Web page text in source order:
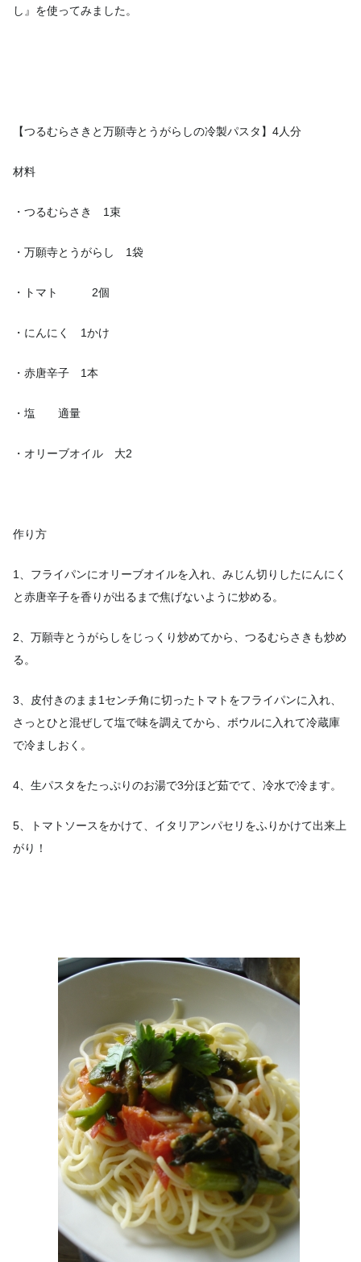
し』を使ってみました。
【つるむらさきと万願寺とうがらしの冷製パスタ】4人分
材料
・つるむらさき 1束
・万願寺とうがらし 1袋
・トマト 2個
・にんにく 1かけ
・赤唐辛子 1本
・塩 適量
・オリーブオイル 大2
作り方
1、フライパンにオリーブオイルを入れ、みじん切りしたにんにく
と赤唐辛子を香りが出るまで焦げないように炒める。
2、万願寺とうがらしをじっくり炒めてから、つるむらさきも炒め
る。
3、皮付きのまま1センチ角に切ったトマトをフライパンに入れ、
さっとひと混ぜして塩で味を調えてから、ボウルに入れて冷蔵庫
で冷ましおく。
4、生パスタをたっぷりのお湯で3分ほど茹でて、冷水で冷ます。
5、トマトソースをかけて、イタリアンパセリをふりかけて出来上
がり！